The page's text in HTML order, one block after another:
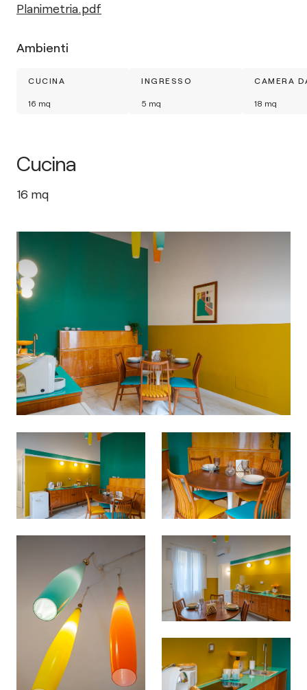
Planimetria.pdf
Ambienti
CUCINA
16 mq
INGRESSO
5 mq
CAMERA
18 mq
Cucina
16 mq